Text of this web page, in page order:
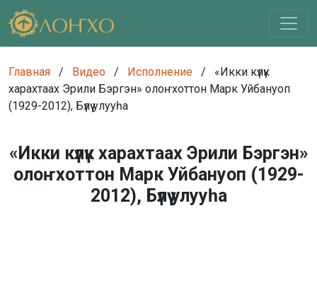
Главная / Видео / Исполнение /
«Икки күлүк
харахтаах Эрили Бэргэн» олоҥхоттон Марк Уйбануоп
(1929-2012), Бүлүү улууһа
«Икки күлүк харахтаах Эрили Бэргэн»
олоҥхоттон Марк Уйбануоп (1929-
2012), Бүлүү улууһа